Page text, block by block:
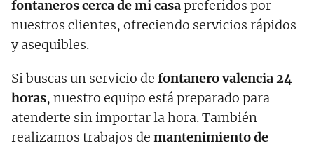
fontaneros cerca de mi casapreferidos por
nuestros clientes, ofreciendo servicios rápidos
y asequibles.
Si buscas un servicio de fontanero valencia 24
horas, nuestro equipo está preparado para
atenderte sin importar la hora. También
realizamos trabajos de mantenimiento de